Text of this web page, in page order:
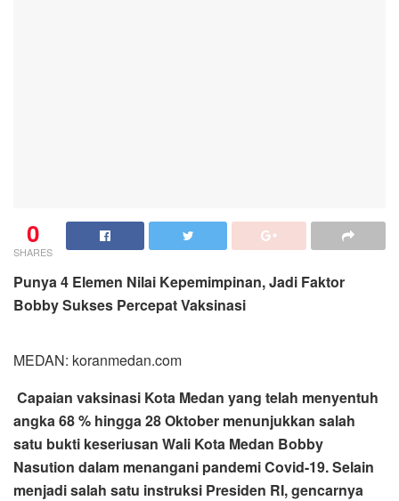
0
SHARES
Punya 4 Elemen Nilai Kepemimpinan, Jadi Faktor
Bobby Sukses Percepat Vaksinasi
MEDAN: koranmedan.com
Capaian vaksinasi Kota Medan yang telah menyentuh
angka 68 % hingga 28 Oktober menunjukkan salah
satu bukti keseriusan Wali Kota Medan Bobby
Nasution dalam menangani pandemi Covid-19. Selain
menjadi salah satu instruksi Presiden RI, gencarnya